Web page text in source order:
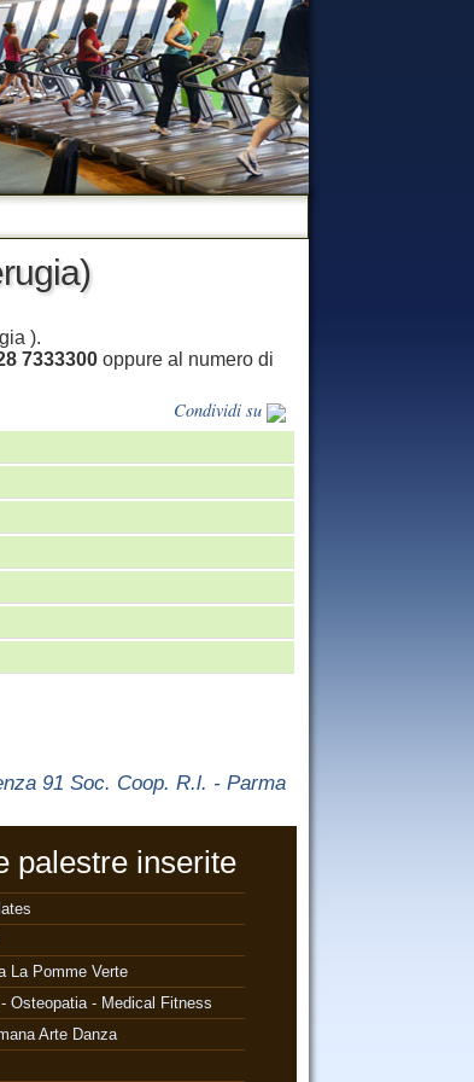
).
7333300 oppure al numero di
Condividi su
91 Soc. Coop. R.l. - Parma
palestre inserite
La Pomme Verte
Osteopatia - Medical Fitness
Arte Danza